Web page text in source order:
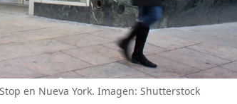
en Nueva York. Imagen: Shutterstock